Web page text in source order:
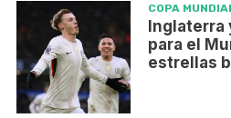
COPA
Inglaterra
para el
estrellas